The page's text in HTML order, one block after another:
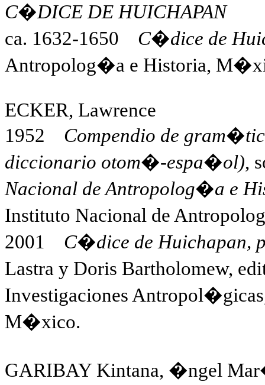
C�DICE DE HUICHAPAN
ca. 1632-1650 C�dice de
Antropolog�a e Historia,
ECKER, Lawrence
1952 Compendio de
diccionario otom�-espa�ol),
Nacional de Antropolog�a e
Instituto Nacional de
2001 C�dice de
Lastra y Doris Bartholomew,
Investigaciones
M�xico.
GARIBAY Kintana, �ngel